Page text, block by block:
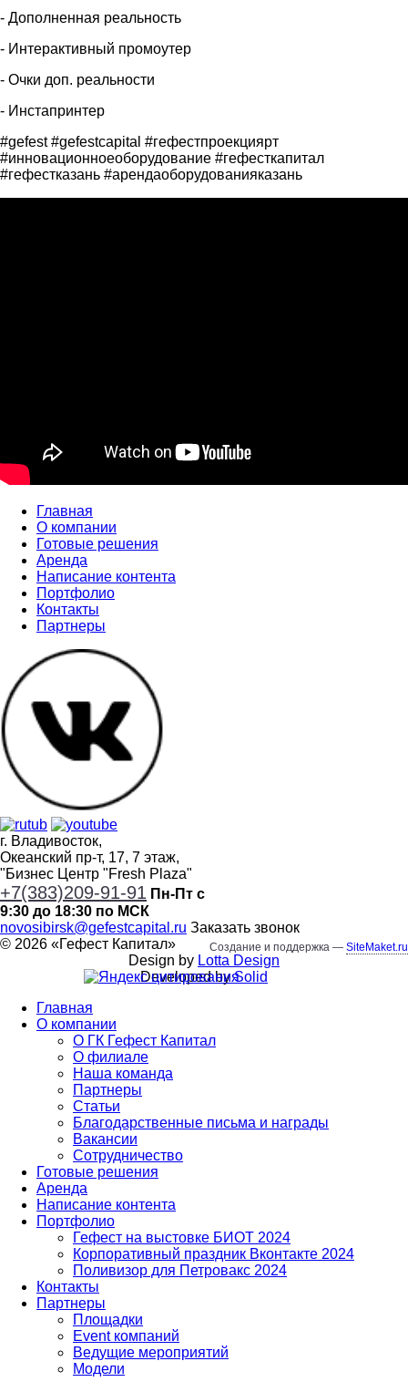
- Дополненная реальность
- Интерактивный промоутер
- Очки доп. реальности
- Инстапринтер
#gefest #gefestcapital #гефестпроекциярт
#инновационноеоборудование #гефесткапитал
#гефестказань #арендаоборудованияказань
Главная
О компании
Готовые решения
Аренда
Написание контента
Портфолио
Контакты
Партнеры
г. Владивосток,
Океанский пр-т, 17, 7 этаж,
"Бизнес Центр "Fresh Plaza"
+7(383)209-91-91 Пн-Пт с
9:30 до 18:30 по МСК
novosibirsk@gefestcapital.ru Заказать звонок
© 2026 «Гефест Капитал» Создание и поддержка — SiteMaket.ru
Design by Lotta Design
Developed bySolid
Главная
О компании
О ГК Гефест Капитал
О филиале
Наша команда
Партнеры
Статьи
Благодарственные письма и награды
Вакансии
Сотрудничество
Готовые решения
Аренда
Написание контента
Портфолио
Гефест на выстовке БИОТ 2024
Корпоративный праздник Вконтакте 2024
Поливизор для Петровакс 2024
Контакты
Партнеры
Площадки
Event компаний
Ведущие мероприятий
Модели